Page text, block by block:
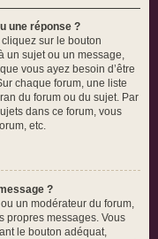
une réponse ?
sur le bouton
un sujet ou un message,
vous ayez besoin d’être
chaque forum, une liste
du forum ou du sujet. Par
dans ce forum, vous
etc.
?
un modérateur du forum,
propres messages. Vous
le bouton adéquat,